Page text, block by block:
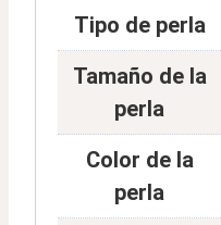
Tipo de perla
Tamaño de la
perla
Color de la
perla